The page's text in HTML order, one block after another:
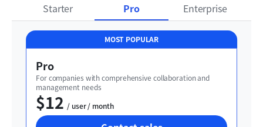
Starter Pro Enterprise
MOST POPULAR
Pro
For companies with comprehensive collaboration and
management needs
$12
  / user / month